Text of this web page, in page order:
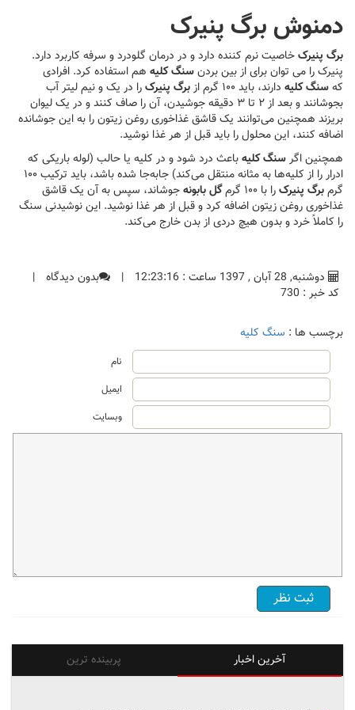
دمنوش برگ پنیرک
برگ پنیرکخاصیت نرم کننده دارد و در درمان گلودرد و سرفه کاربرد دارد.
پنیرک را می توان برای از بین بردنسنگ کلیه هم استفاده کرد. افرادی
کهسنگ کلیه دارند، باید ۱۰۰ گرم از برگ پنیرکرا در یک و نیم لیتر آب
بجوشانند و بعد از ۲ تا ۳ دقیقه جوشیدن، آن را صاف کنند و در یک لیوان
بریزند همچنین می‌توانند یک قاشق غذاخوری روغن زیتون را به این جوشانده
اضافه کنند، این محلول را باید قبل از هر غذا نوشید.
همچنین اگرسنگ کلیهباعث درد شود و در کلیه یا حالب (لوله باریکی که
ادرار را از کلیه‌ها به مثانه منتقل می‌کند) جابه‌جا شده باشد، باید ترکیب ۱۰۰
گرمبرگ پنیرکرا با ۱۰۰ گرم گل بابونهجوشاند، سپس به آن یک قاشق
غذاخوری روغن زیتون اضافه کرد و قبل از هر غذا نوشید. این نوشیدنی سنگ
را کاملاً خرد و بدون هیچ دردی از بدن خارج می‌کند.
دوشنبه, 28 آبان , 1397 ساعت : 12:23:16 | بدون دیدگاه
|
کد خبر : 730
برچسب ها : سنگ کلیه
نام
ایمیل
وبسایت
آخرین اخبار پربینده ترین